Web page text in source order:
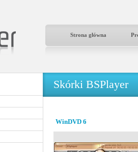
Strona główna
Skórki BSPlayer
WinDVD 6